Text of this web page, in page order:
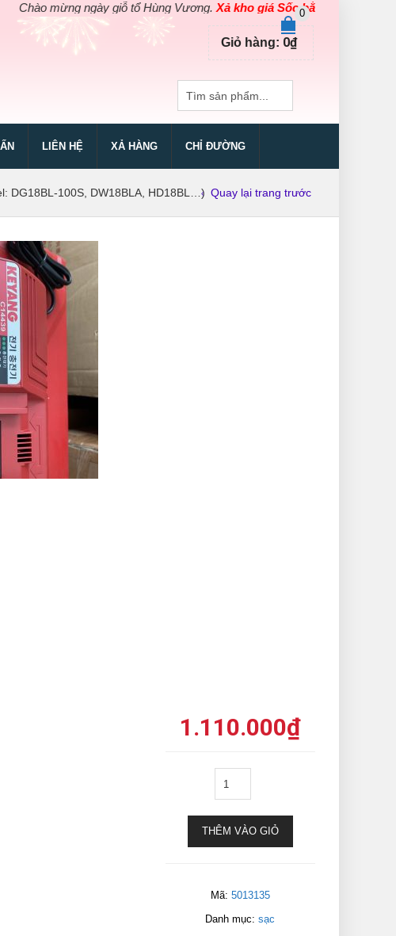
mừng ngày giỗ tổ Hùng Vương.Xả kho giá Sốc bằng giá Gốc
0
Giỏ hàng: 0₫
LIÊN HỆ XẢ HÀNG CHỈ ĐƯỜNG
DG18BL-100S, DW18BLA, HD18BL…) Quay lại trang trước
1.110.000₫
THÊM VÀO GIỎ
Mã: 5013135
Danh mục:sạc